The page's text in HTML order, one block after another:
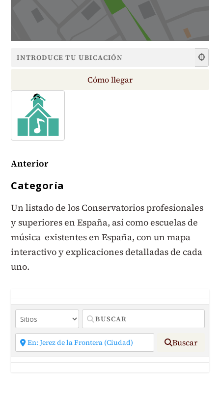
Anterior
Categoría
Un listado de los Conservatorios profesionales
y superiores en España, así como escuelas de
música existentes en España, con un mapa
interactivo y explicaciones detalladas de cada
uno.
Buscar